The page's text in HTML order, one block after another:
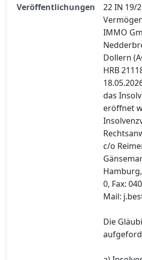
Veröffentlichungen
22 IN 19/
IMMO
Dollern
HRB
das
eröffnet
c/o
0, Fax:
Mail:
Die